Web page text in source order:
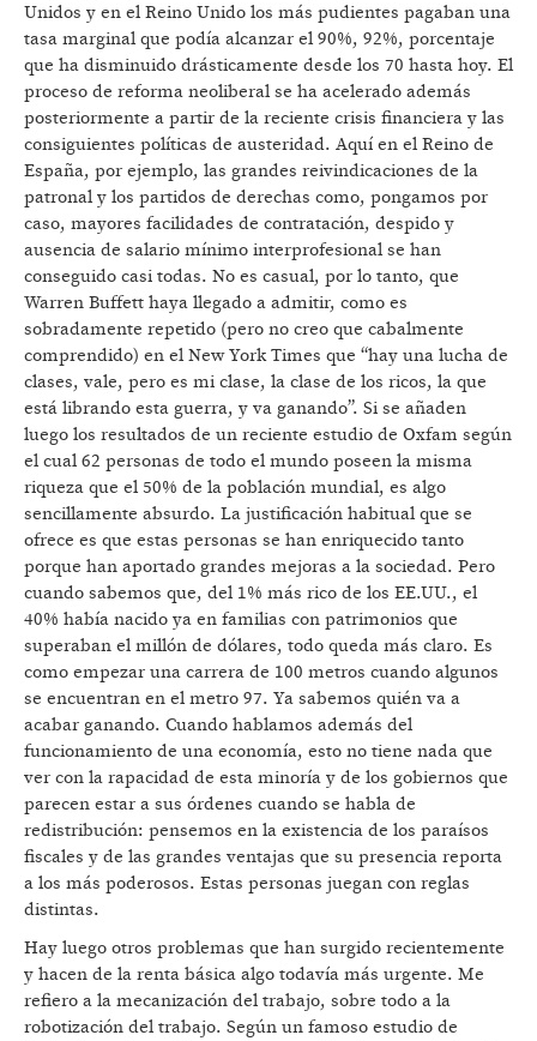
Unidos y en el Reino Unido los más pudientes pagaban una
tasa marginal que podía alcanzar el 90%, 92%, porcentaje
que ha disminuido drásticamente desde los 70 hasta hoy. El
proceso de reforma neoliberal se ha acelerado además
posteriormente a partir de la reciente crisis financiera y las
consiguientes políticas de austeridad. Aquí en el Reino de
España, por ejemplo, las grandes reivindicaciones de la
patronal y los partidos de derechas como, pongamos por
caso, mayores facilidades de contratación, despido y
ausencia de salario mínimo interprofesional se han
conseguido casi todas. No es casual, por lo tanto, que
Warren Buffett haya llegado a admitir, como es
sobradamente repetido (pero no creo que cabalmente
comprendido) en el New York Times que “hay una lucha de
clases, vale, pero es mi clase, la clase de los ricos, la que
está librando esta guerra, y va ganando”. Si se añaden
luego los resultados de un reciente estudio de Oxfam según
el cual 62 personas de todo el mundo poseen la misma
riqueza que el 50% de la población mundial, es algo
sencillamente absurdo. La justificación habitual que se
ofrece es que estas personas se han enriquecido tanto
porque han aportado grandes mejoras a la sociedad. Pero
cuando sabemos que, del 1% más rico de los EE.UU., el
40% había nacido ya en familias con patrimonios que
superaban el millón de dólares, todo queda más claro. Es
como empezar una carrera de 100 metros cuando algunos
se encuentran en el metro 97. Ya sabemos quién va a
acabar ganando. Cuando hablamos además del
funcionamiento de una economía, esto no tiene nada que
ver con la rapacidad de esta minoría y de los gobiernos que
parecen estar a sus órdenes cuando se habla de
redistribución: pensemos en la existencia de los paraísos
fiscales y de las grandes ventajas que su presencia reporta
a los más poderosos. Estas personas juegan con reglas
distintas.
Hay luego otros problemas que han surgido recientemente
y hacen de la renta básica algo todavía más urgente. Me
refiero a la mecanización del trabajo, sobre todo a la
robotización del trabajo. Según un famoso estudio de